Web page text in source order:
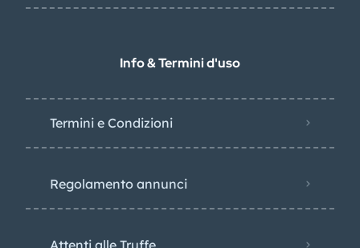
Info & Termini d'uso
Termini e Condizioni
Regolamento annunci
Attenti alle Truffe